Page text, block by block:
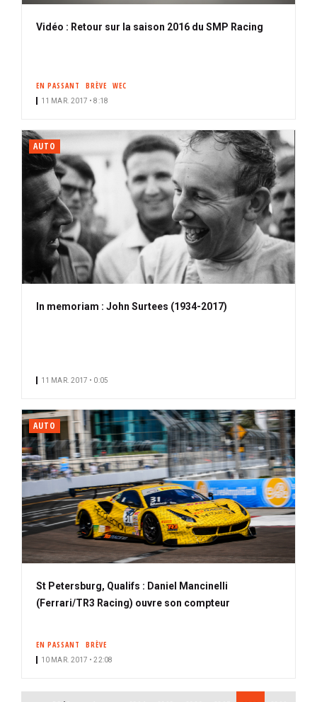
Vidéo : Retour sur la saison 2016 du SMP Racing
EN PASSANT BRÈVE WEC
11 MAR. 2017 • 8:18
AUTO
In memoriam : John Surtees (1934-2017)
11 MAR. 2017 • 0:05
AUTO
St Petersburg, Qualifs : Daniel Mancinelli
(Ferrari/TR3 Racing) ouvre son compteur
EN PASSANT BRÈVE
10 MAR. 2017 • 22:08